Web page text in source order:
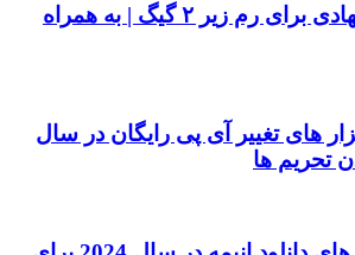
۱۰ بازی پیشنهادی برای رم زیر ۲ گیگ | به همراه
های تغییر آی پی رایگان در سال